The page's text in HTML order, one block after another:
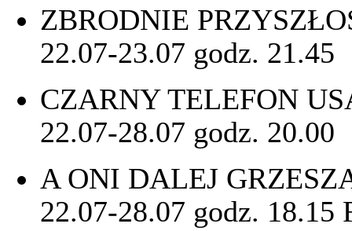
ZBRODNIE
22.07-23.07 godz. 21.45
CZARNY TELEFON
22.07-28.07 godz. 20.00
A ONI DALEJ
22.07-28.07 godz. 18.15